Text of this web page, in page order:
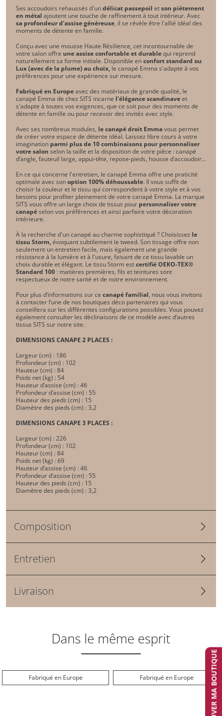
Ses accoudoirs rehaussés d'undélicat passepoil etson piétement
en métal ajoutent une touche de raffinement à tout intérieur. Avec
sa profondeur d'assise généreuse, il se révèle être l'allié idéal des
moments de détente en famille.
Conçu avec une mousse Haute Résilience, cet incontournable de
votre salon offre une assise confortable et durablequi reprend
naturellement sa forme initiale. Disponible enconfort standard ou
Lux (avec de la plume) au choix, le canapé Emma s'adapte à vos
préférences pour une expérience sur mesure.
Fabriqué en Europeavec des matériaux de grande qualité, le
canapé Emma de chez SITS incarne l'élégance scandinaveet
s'adapte à toutes vos exigences, que ce soit pour des moments de
détente en famille ou pour recevoir des invités avec style.
Avec ses nombreux modules, lecanapé droit Emmavous permet
de créer votre espace de détente idéal. Laissez libre cours à votre
imagination parmi plus de 10 combinaisons pour personnaliser
votre salon selon la taille et la disposition de votre pièce : canapé
d’angle, fauteuil large, appui-tête, repose-pieds, housse d’accoudoir…
En ce qui concerne l'entretien, le canapé Emma offre une praticité
optimale avec sonoption 100% déhoussable. Il vous suffit de
choisir la couleur et le tissu qui correspondent à votre style et à vos
besoins pour profiter pleinement de votre canapé Emma. La marque
SITS vous offre un large choix de tissus pour personnaliser votre
canapéselon vos préférences et ainsi parfaire votre décoration
intérieure.
À la recherche d'un canapé au charme sophistiqué ? Choisissez le
tissu Storm,évoquant subtilement le tweed. Son tissage offre non
seulement un entretien facile, mais également une grande
résistance à la lumière et à l'usure, faisant de ce tissu lavable un
choix durable et élégant. Le tissu Storm estcertifié OEKO-TEX®
Standard 100 : matières premières, fils et teintures sont
respectueux de notre santé et de notre environnement.
Pour plus d’informations sur ce canapé familial, nous vous invitons
à contacter l’une de nos boutiques déco partenaires qui vous
conseillera sur les différentes configurations possibles. Vous pouvez
également consulter les déclinaisons de ce modèle avec d’autres
tissus SITS sur notre site.
DIMENSIONS CANAPE 2 PLACES :
Largeur (cm) : 186
Profondeur (cm) : 102
Hauteur (cm) : 84
Poids net (kg) : 54
Hauteur d’assise (cm) : 46
Profondeur d’assise (cm) : 55
Hauteur des pieds (cm) : 15
Diamètre des pieds (cm) : 3,2
DIMENSIONS CANAPE 3 PLACES :
Largeur (cm) : 226
Profondeur (cm) : 102
Hauteur (cm) : 84
Poids net (kg) : 69
Hauteur d’assise (cm) : 46
Profondeur d’assise (cm) : 55
Hauteur des pieds (cm) : 15
Diamètre des pieds (cm) : 3,2
Composition
Entretien
Livraison
Dans le même esprit
Fabriqué en Europe Fabriqué en Europe TROUVER MA BOUTIQUE